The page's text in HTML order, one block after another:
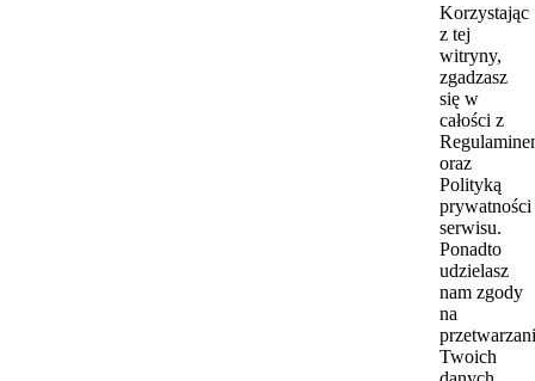
Korzystając
z tej
witryny,
zgadzasz
się w
całości z
oraz
Polityką
prywatności
serwisu.
Ponadto
udzielasz
nam zgody
na
Twoich